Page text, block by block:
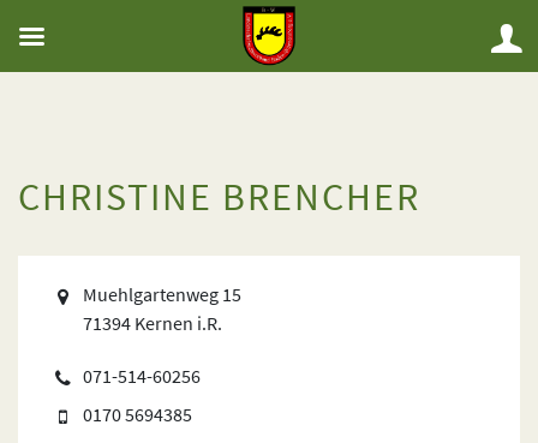
CHRISTINE BRENCHER
Muehlgartenweg 15
71394 Kernen i.R.
071-514-60256
0170 5694385